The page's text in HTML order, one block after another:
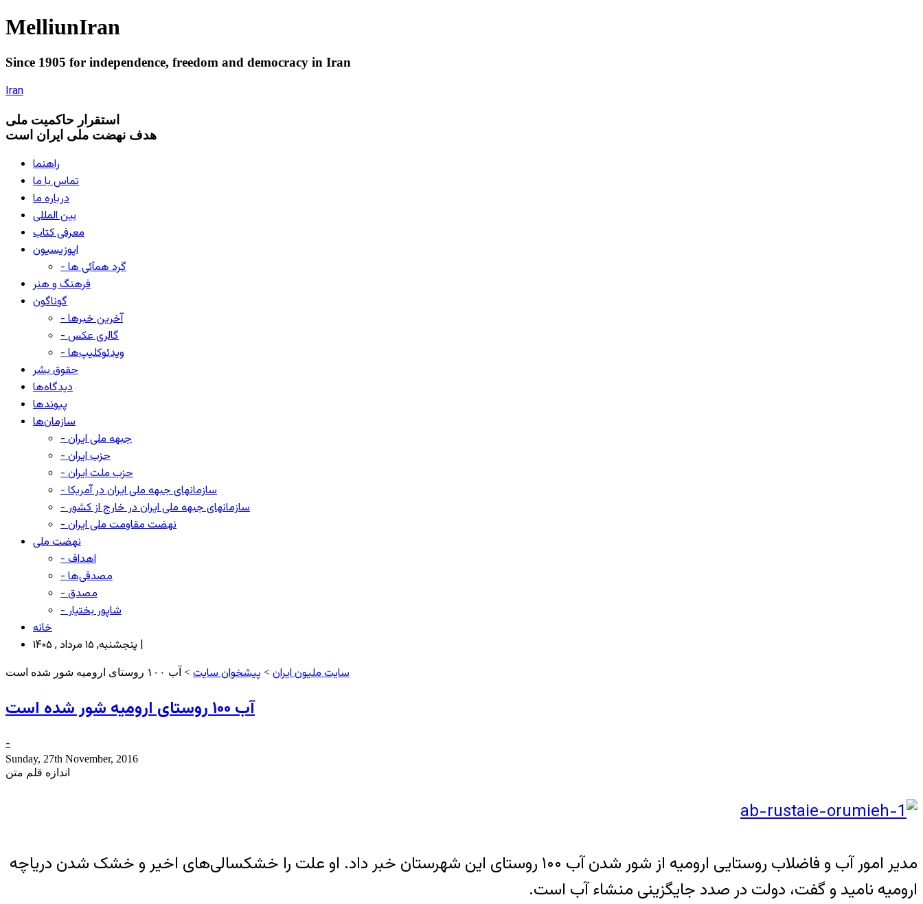
MelliunIran
Since 1905 for independence, freedom and democracy in Iran
Iran
استقرار حاکميت ملی
هدف نهضت ملی ایران است
راهنما
تماس با ما
درباره ما
بین المللی
معرفی کتاب
اپوزیسیون
- گرد همآئی ها
فرهنگ و هنر
گوناگون
- آخرین خبرها
- گالری عکس
- ویدئوکلیپ‌ها
حقوق بشر
دیدگاه‌ها
پیوندها
سازمان‌ها
- جبهه ملی ایران
- حزب ایران
- حزب ملت ایران
- سازمانهای جبهه ملی ایران در آمریکا
- سازمانهای جبهه ملی ایران در خارج از کشور
- نهضت مقاومت ملی ایران
نهضت ملی
- اهداف
- مصدقی‌ها
- مصدق
- شاپور بختیار
خانه
پنجشنبه, ۱۵ مرداد , ۱۴۰۵ |
سایت ملیون ایران > پیشخوان سایت > آب ۱۰۰ روستای ارومیه شور شده است
آب ۱۰۰ روستای ارومیه شور شده است
-
Sunday, 27th November, 2016
اندازه قلم متن
مدیر امور آب و فاضلاب روستایی ارومیه از شور شدن آب ۱۰۰ روستای این شهرستان خبر داد. او علت را خشکسالی‌‌‌های اخیر و خشک شدن دریاچه
ارومیه نامید و گفت، دولت در صدد جایگزینی منشاء آب است.